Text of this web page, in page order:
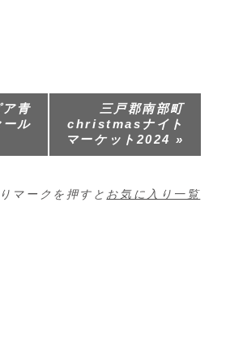
青
ル
三戸郡南部町
christmasナイト
マーケット2024»
マークを押すと お気に入り一覧